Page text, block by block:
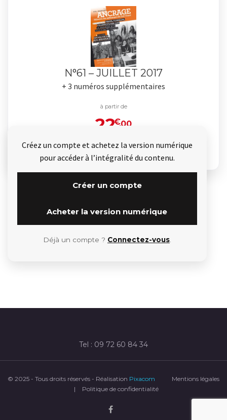
N°61 – JUILLET 2017
+ 3 numéros supplémentaires
22€.00
à partir de
Je commande
Créez un compte et achetez la version numérique
pour accéder à l’intégralité du contenu.
Créer un compte
Acheter la version numérique
Déjà un compte ? Connectez-vous.
Tel : 09 72 60 84 34
© 2025 - Tous droits réservés - Réalisation Pixacom
Mentions légales
|
Politique de confidentialité